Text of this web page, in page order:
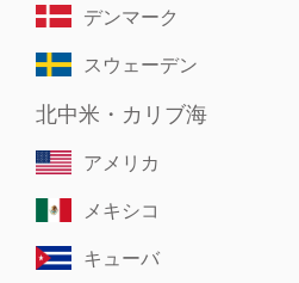
デンマーク
スウェーデン
北中米・カリブ海
アメリカ
メキシコ
キューバ